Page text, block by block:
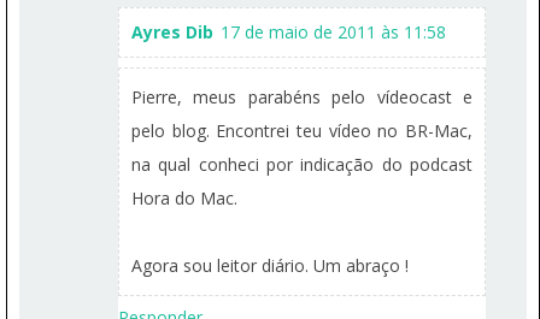
Ayres Dib 17 de maio de 2011 às 11:58
Pierre, meus parabéns pelo vídeocast e
pelo blog. Encontrei teu vídeo no BR-Mac,
na qual conheci por indicação do podcast
Hora do Mac.
Agora sou leitor diário. Um abraço !